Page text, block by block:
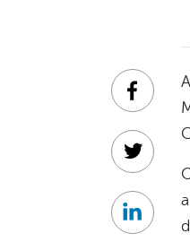
Twitter
Linkedin